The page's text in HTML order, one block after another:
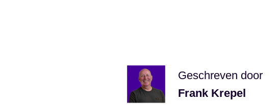
Geschreven door
Frank Krepel